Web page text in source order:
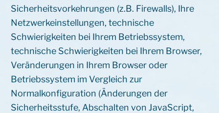
Sicherheitsvorkehrungen (z.B. Firewalls), Ihre
Netzwerkeinstellungen, technische
Schwierigkeiten bei Ihrem Betriebssystem,
technische Schwierigkeiten bei Ihrem Browser,
Veränderungen in Ihrem Browser oder
Betriebssystem im Vergleich zur
Normalkonfiguration (Änderungen der
Sicherheitsstufe, Abschalten von JavaScript,